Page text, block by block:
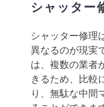
シャッター
シャッター修理
異なるのが現実
は、複数の業者
きるため、比較
り、無駄な中間